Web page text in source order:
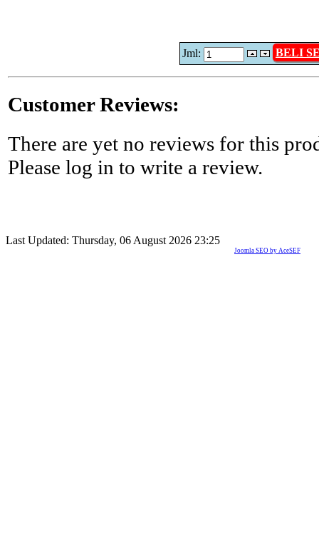
Jml: BELI
Customer Reviews:
There are yet no reviews for this
Please log in to write a review.
Last Updated: Thursday, 06 August 2026 23:25
Joomla SEO by AceSEF